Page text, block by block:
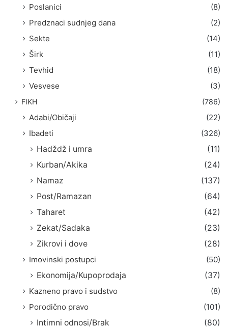
Poslanici
(8)
Predznaci sudnjeg dana
(2)
Sekte
(14)
Širk
(11)
Tevhid
(18)
Vesvese
(3)
FIKH (786)
Adabi/Običaji
(22)
Ibadeti
(326)
Hadždž i umra
(11)
Kurban/Akika
(24)
Namaz
(137)
Post/Ramazan
(64)
Taharet
(42)
Zekat/Sadaka
(23)
Zikrovi i dove
(28)
Imovinski postupci
(50)
Ekonomija/Kupoprodaja
(37)
Kazneno pravo i sudstvo
(8)
Porodično pravo
(101)
Intimni odnosi/Brak
(80)